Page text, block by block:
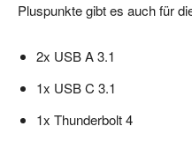
Pluspunkte gibt es auch für
2x USB A 3.1
1x USB C 3.1
1x Thunderbolt 4